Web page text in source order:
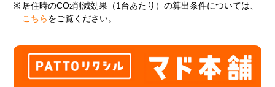
※ 居住時のCO2削減効果（1台あたり）の算出条件については、
こちら をご覧ください。